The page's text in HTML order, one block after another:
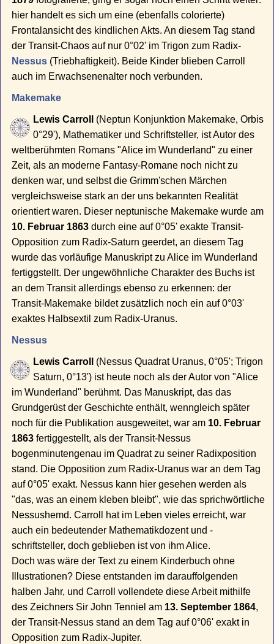
hier handelt es sich um eine (ebenfalls colorierte)
Frontalansicht des kindlichen Akts. An diesem Tag stand
der Transit-Chaos auf nur 0°02' im Trigon zum Radix-
Nessus (Triebhaftigkeit). Beide Kinder blieben Carroll
auch im Erwachsenenalter noch verbunden.
Makemake
Lewis Carroll
(Neptun Konjunktion Makemake, Orbis
0°29'), Mathematiker und Schriftsteller, ist Autor des
weltberühmten Romans "Alice im Wunderland" zu einer
Zeit, als an moderne Fantasy-Romane noch nicht zu
denken war, und selbst die Grimm'schen Märchen
vergleichsweise stark an der uns bekannten Realität
orientiert waren. Dieser neptunische Makemake wurde am
10. Februar 1863 durch eine auf 0°05' exakte Transit-
Opposition zum Radix-Saturn geerdet, an diesem Tag
wurde das vorläufige Manuskript zu Alice im Wunderland
fertiggstellt. Der ungewöhnliche Charakter des Buchs ist
an dem Transit allerdings ebenso zu erkennen: der
Transit-Makemake bildet zusätzlich noch ein auf 0°03'
exaktes Halbsextil zum Radix-Uranus.
Nessus
Lewis Carroll
(Nessus Quadrat Uranus, 0°05'; Trigon
Saturn, 0°13') ist heute noch als der Autor von "Alice
im Wunderland" berühmt. Das Manuskript, das das
Grundgerüst der Geschichte enthält, wenngleich später
noch für die Publikation ausgeweitet, war am 10. Februar
1863 fertiggestellt, als der Transit-Nessus
bogenminutengenau im Quadrat zu seiner Radixposition
stand. Die Opposition zum Radix-Uranus war an dem Tag
auf 0°05' exakt. Nessus kann hier gesehen werden als
"das, was an einem kleben bleibt", wie das sprichwörtliche
Nessushemd. Carroll hat im Leben vieles erreicht, war
auch ein bedeutender Mathematikdozent und -
schriftsteller, doch geblieben ist von ihm Alice.
Doch was wäre der Text zu einem Kinderbuch ohne
Illustrationen? Diese entstanden im darauffolgenden
halben Jahr, und Carroll vollendete diese Arbeit mithilfe
des Zeichners Sir John Tenniel am 13. September 1864,
der Transit-Nessus stand an dem Tag auf 0°06' exakt in
Opposition zum Radix-Jupiter.